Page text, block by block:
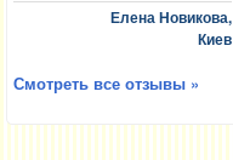
Елена Новикова,
Киев
Смотреть все отзывы »